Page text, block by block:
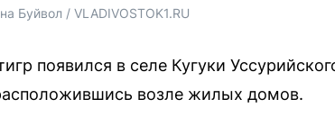
Буйвол / VLADIVOSTOK1.RU
появился в селе Кугуки
возле жилых домов.